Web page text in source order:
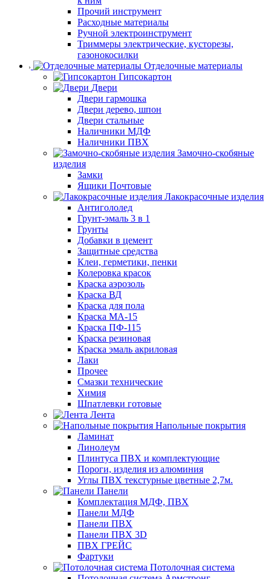
Прочий инструмент
Расходные материалы
Ручной электроинструмент
Триммеры электрические, кусторезы,
газонокосилки
Отделочные материалы
Гипсокартон
Двери
Двери гармошка
Двери дерево, шпон
Двери стальные
Наличники МДФ
Наличники ПВХ
Замочно-скобяные
изделия
Замки
Ящики Почтовые
Лакокрасочные изделия
Антигололед
Грунт-эмаль 3 в 1
Грунты
Добавки в цемент
Защитные средства
Клеи, герметики, пенки
Колеровка красок
Краска аэрозоль
Краска ВД
Краска для пола
Краска МА-15
Краска ПФ-115
Краска резиновая
Краска эмаль акриловая
Лаки
Прочее
Смазки технические
Химия
Шпатлевки готовые
Лента
Напольные покрытия
Ламинат
Линолеум
Плинтуса ПВХ и комплектующие
Пороги, изделия из алюминия
Углы ПВХ текстурные цветные 2,7м.
Панели
Комплектация МДФ, ПВХ
Панели МДФ
Панели ПВХ
Панели ПВХ 3D
ПВХ ГРЕЙС
Фартуки
Потолочная система